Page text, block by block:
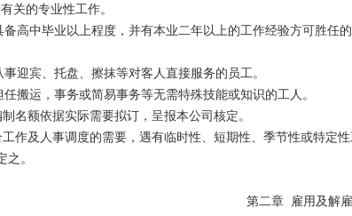
关的专业性工作。
备高中毕业以上程度，并有本业二年以上的工作经验方可胜任
迎宾、托盘、擦抹等对客人直接服务的员工。
搬运，事务或简易事务等无需特殊技能或知识的工人。
名额依据实际需要拟订，呈报本公司核定。
作及人事调度的需要，遇有临时性、短期性、季节性或特定
。
第二章 雇用及解雇